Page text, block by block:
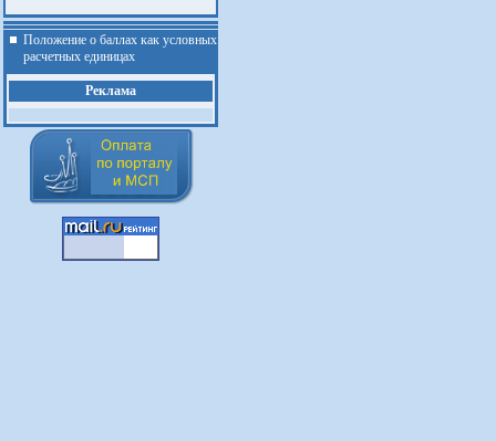
Положение о баллах как условных
расчетных единицах
Реклама